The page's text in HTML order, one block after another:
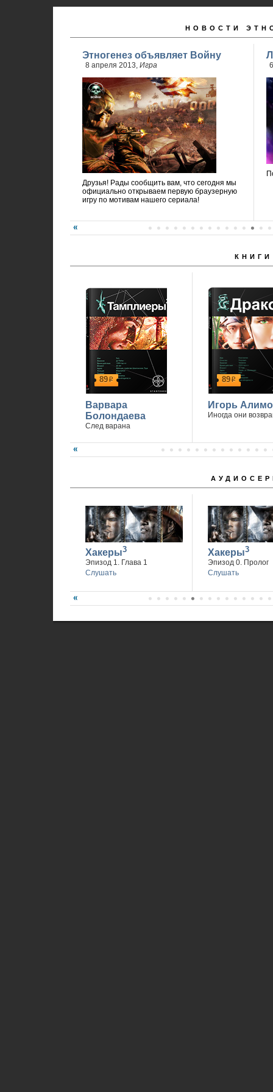
НОВОСТИ
Этногенез объявляет Войну
8 апреля 2013, Игра
Друзья! Рады сообщить вам, что сегодня мы
официально открываем первую браузерную
игру по мотивам нашего сериала!
КНИГИ
89р
Варвара
Болондаева
След варана
89р
Игорь
Иногда они
Хакеры3
Эпизод 1. Глава 1
Слушать
Хакеры3
Эпизод 0. Пролог
Слушать